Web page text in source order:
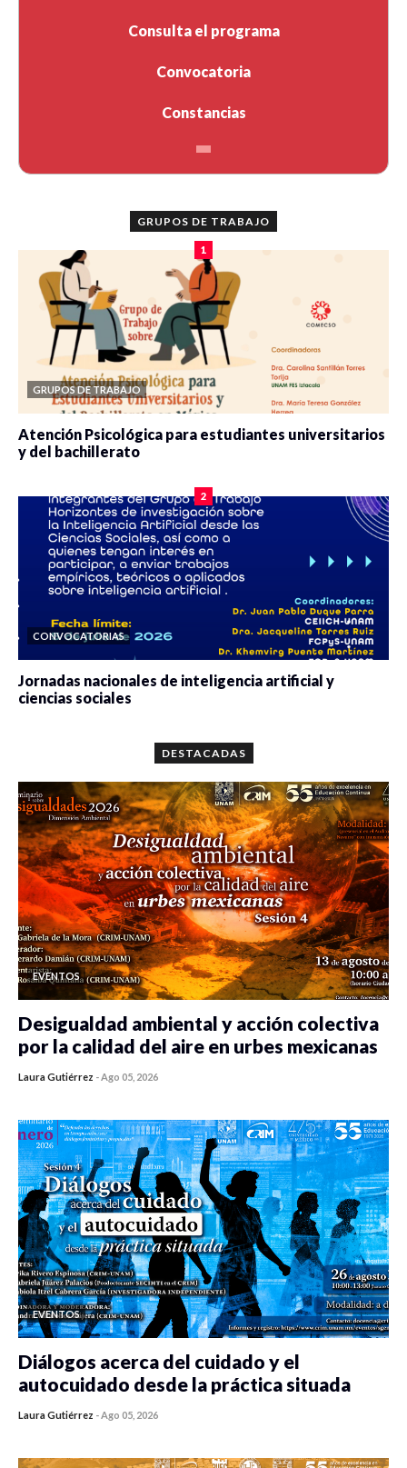
Consulta el programa
Convocatoria
Constancias
GRUPOS DE TRABAJO
1
GRUPOS DE TRABAJO
Atención Psicológica para estudiantes universitarios
y del bachillerato
2
CONVOCATORIAS
Jornadas nacionales de inteligencia artificial y
ciencias sociales
DESTACADAS
EVENTOS
Desigualdad ambiental y acción colectiva
por la calidad del aire en urbes mexicanas
Laura Gutiérrez -Ago 05, 2026
EVENTOS
Diálogos acerca del cuidado y el
autocuidado desde la práctica situada
Laura Gutiérrez -Ago 05, 2026